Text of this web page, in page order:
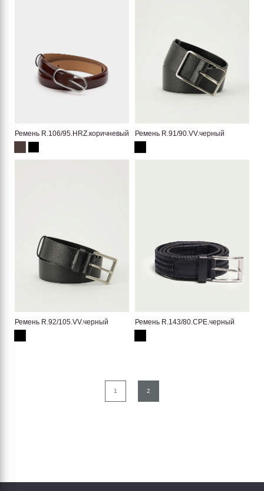
Ремень R.106/95.HRZ.коричневый Ремень R.91/90.VV.черный
Ремень R.92/105.VV.черный Ремень R.143/80.CPE.черный
1 2